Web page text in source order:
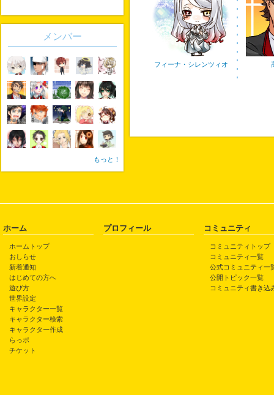
フィーナ・シレンツィオ
メンバー
もっと！
ホーム
ホームトップ
おしらせ
新着通知
はじめての方へ
遊び方
世界設定
キャラクター一覧
キャラクター検索
キャラクター作成
らっポ
チケット
プロフィール コミュニティ
コミュニティトップ
コミュニティ一覧
公式コミュニティ一
公開トピック一覧
コミュニティ書き込